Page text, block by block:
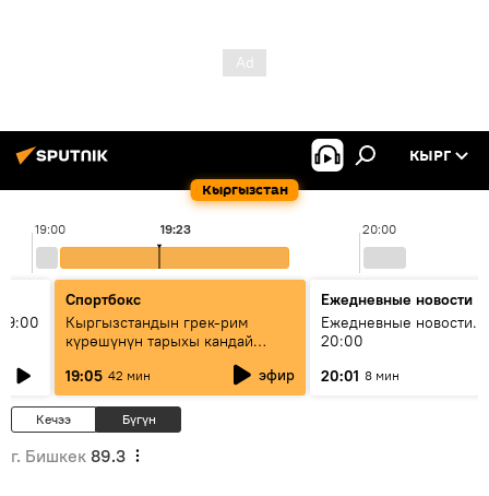
Кыргызстан
КЫРГ
19:00 20:00
19:23
Спортбокс
Кыргызстандын грек-рим
күрөшүнүн тарыхы кандай
19:05 42 мин эфир
Ежедневные новости
Ежедневные новости.
20:00
20:01 8 мин
Кечээ Бүгүн
г. Бишкек 89.3